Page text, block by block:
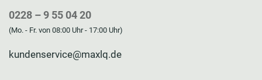
0228 – 9 55 04 20
(Mo. - Fr. von 08:00 Uhr - 17:00 Uhr)
kundenservice@maxlq.de